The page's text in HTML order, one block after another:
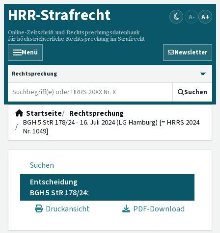
HRR-Strafrecht
Online-Zeitschrift und Rechtsprechungsdatenbank
für höchstrichterliche Rechtsprechung im Strafrecht
A- A+
Menü Newsletter
HRRS durchsuchen
Suchen
Startseite
Rechtsprechung
BGH 5 StR 178/24 - 16. Juli 2024 (LG Hamburg) [= HRRS 2024
Nr. 1049]
Suchen
Entscheidung
BGH 5 StR 178/24:
Druckansicht
PDF-Download